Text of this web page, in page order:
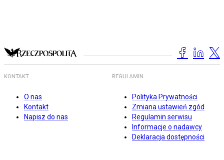
KONTAKT
O nas
Kontakt
Napisz do nas
REGULAMIN
Polityka Prywatności
Zmiana ustawień zgód
Regulamin serwisu
Informacje o nadawcy
Deklaracja dostępności